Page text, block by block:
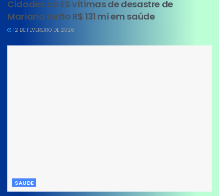
Cidades do ES vítimas de desastre de
Mariana terão R$ 131 mi em saúde
12 DE FEVEREIRO DE 2026
SAUDE